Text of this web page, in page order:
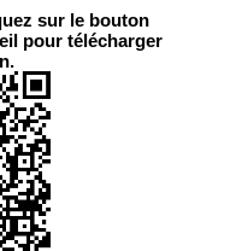
sur le bouton
pour télécharger